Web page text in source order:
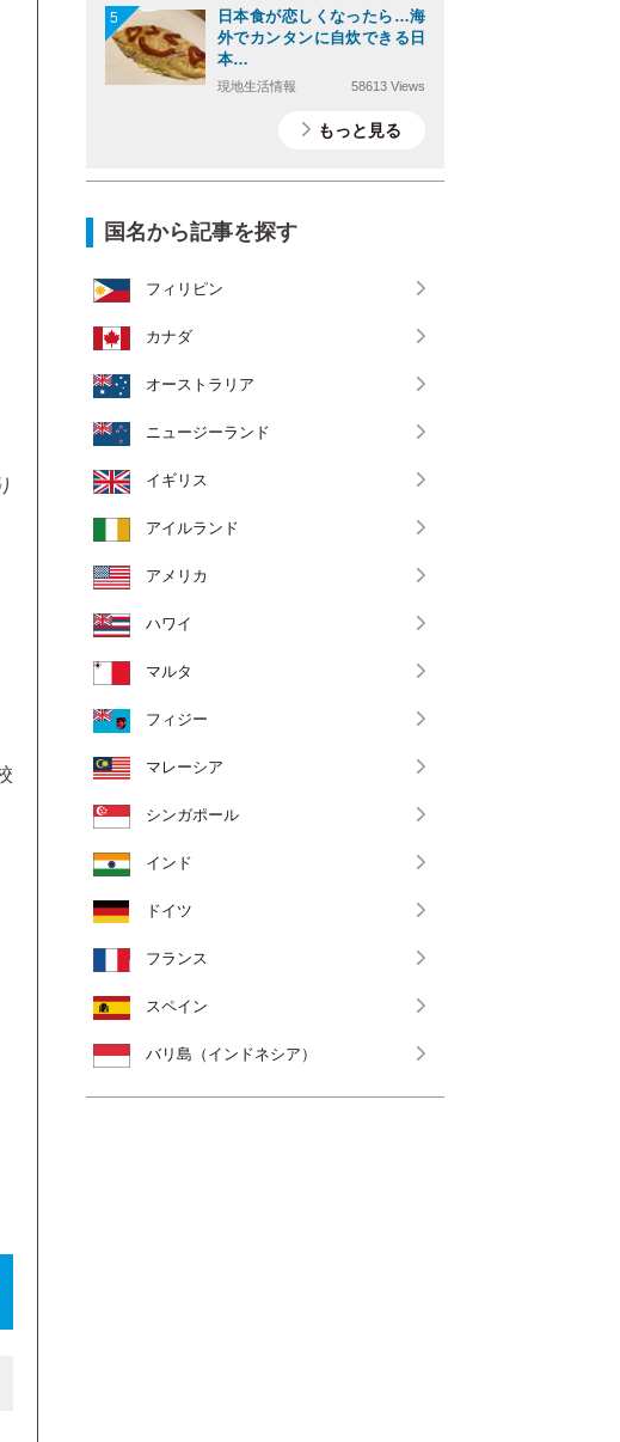
5
日本食が恋しくなったら…海
外でカンタンに自炊できる日
本…
現地生活情報 58613 Views
もっと見る
国名から記事を探す
フィリピン
カナダ
オーストラリア
ニュージーランド
イギリス
アイルランド
アメリカ
ハワイ
マルタ
フィジー
マレーシア
シンガポール
インド
ドイツ
フランス
スペイン
バリ島（インドネシア）